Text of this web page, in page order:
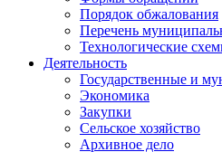
Порядок обжалования
Перечень
Технологические
Деятельность
Государственные и
Экономика
Закупки
Сельское хозяйство
Архивное дело